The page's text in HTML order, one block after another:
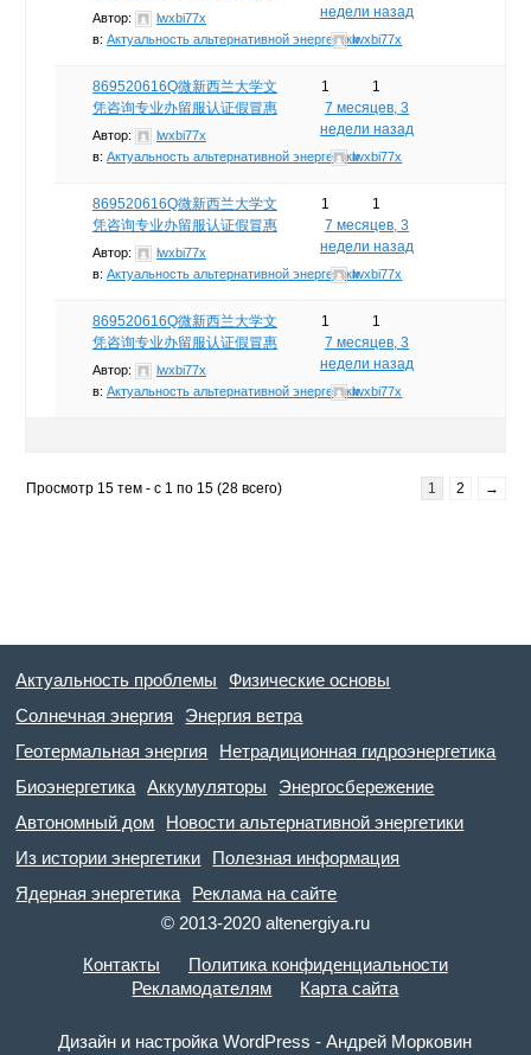
Автор:
lwxbi77x
в: Актуальность альтернативной энергетики
недели назад
lwxbi77x
869520616Q微新西兰大学文
凭咨询专业办留服认证假冒惠
Автор:
lwxbi77x
в: Актуальность альтернативной энергетики
1
1
7 месяцев, 3
недели назад
lwxbi77x
869520616Q微新西兰大学文
凭咨询专业办留服认证假冒惠
Автор:
lwxbi77x
в: Актуальность альтернативной энергетики
1
1
7 месяцев, 3
недели назад
lwxbi77x
869520616Q微新西兰大学文
凭咨询专业办留服认证假冒惠
Автор:
lwxbi77x
в: Актуальность альтернативной энергетики
1
1
7 месяцев, 3
недели назад
lwxbi77x
Просмотр 15 тем - с 1 по 15 (28 всего) 1 2 →
Актуальность проблемы
Физические основы
Солнечная энергия
Энергия ветра
Геотермальная энергия
Нетрадиционная гидроэнергетика
Биоэнергетика
Аккумуляторы
Энергосбережение
Автономный дом
Новости альтернативной энергетики
Из истории энергетики
Полезная информация
Ядерная энергетика
Реклама на сайте
© 2013-2020 altenergiya.ru
Контакты
Политика конфиденциальности
Рекламодателям
Карта сайта
Дизайн и настройка WordPress - Андрей Морковин